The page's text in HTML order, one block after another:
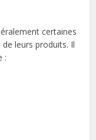
certaines
leurs produits. Il
: